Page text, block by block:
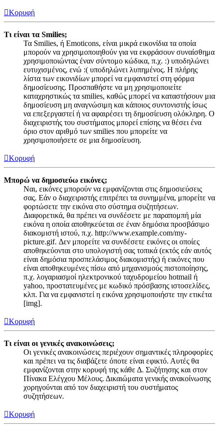
Κορυφή
Τι είναι τα Smilies;
Τα Smilies, ή Emoticons, είναι μικρά εικονίδια τα οποία
μπορούν να χρησιμοποιηθούν για να εκφράσουν συναίσθημα
χρησιμοποιώντας έναν σύντομο κώδικα, π.χ. :) υποδηλώνει
ευτυχισμένος, ενώ :( υποδηλώνει λυπημένος. Η πλήρης
λίστα των εικονιδίων μπορεί να εμφανιστεί στη φόρμα
δημοσίευσης. Προσπαθήστε να μη χρησιμοποιείτε
καταχρηστικώς τα smilies, καθώς μπορεί να καταστήσουν μια
δημοσίευση μη αναγνώσιμη και κάποιος συντονιστής ίσως
να επεξεργαστεί ή να αφαιρέσει τη δημοσίευση ολόκληρη. Ο
διαχειριστής του συστήματος μπορεί επίσης να θέσει ένα
όριο στον αριθμό των smilies που μπορείτε να
χρησιμοποιήσετε σε μια δημοσίευση.
Κορυφή
Μπορώ να δημοσιεύω εικόνες;
Ναι, εικόνες μπορούν να εμφανίζονται στις δημοσιεύσεις
σας. Εάν ο διαχειριστής επιτρέπει τα συνημμένα, μπορείτε να
φορτώσετε την εικόνα στο σύστημα συζητήσεων.
Διαφορετικά, θα πρέπει να συνδέσετε με παραπομπή μία
εικόνα η οποία αποθηκεύεται σε έναν δημόσια προσβάσιμο
διακομιστή ιστού, π.χ. http://www.example.com/my-
picture.gif. Δεν μπορείτε να συνδέσετε εικόνες οι οποίες
αποθηκεύονται στο υπολογιστή σας τοπικά (εκτός εάν αυτός
είναι δημόσια προσπελάσιμος διακομιστής) ή εικόνες που
είναι αποθηκευμένες πίσω από μηχανισμούς πιστοποίησης,
π.χ. λογαριασμοί ηλεκτρονικού ταχυδρομείου hotmail ή
yahoo, προστατευμένες με κωδικό πρόσβασης ιστοσελίδες,
κλπ. Για να εμφανιστεί η εικόνα χρησιμοποιήστε την ετικέτα
[img].
Κορυφή
Τι είναι οι γενικές ανακοινώσεις;
Οι γενικές ανακοινώσεις περιέχουν σημαντικές πληροφορίες
και πρέπει να τις διαβάζετε όποτε είναι εφικτό. Αυτές θα
εμφανίζονται στην κορυφή της κάθε Δ. Συζήτησης και στον
Πίνακα Ελέγχου Μέλους. Δικαιώματα γενικής ανακοίνωσης
χορηγούνται από τον διαχειριστή του συστήματος
συζητήσεων.
Κορυφή